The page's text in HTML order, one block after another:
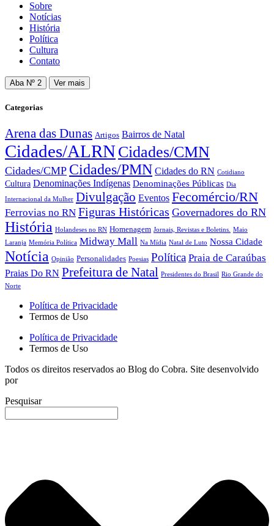
Sobre
Notícias
História
Política
Cultura
Contato
Aba Nº 2 Ver mais
Categorias
Arena das Dunas Artigos Bairros de Natal
Cidades/ALRNCidades/CMN
Cidades/CMP Cidades/PMN Cidades do RN Cotidiano
Cultura Denominações Indígenas Denominações Públicas Dia
Internacional da Mulher Divulgação Eventos Fecomércio/RN
Ferrovias no RN Figuras Históricas Governadores do RN
História Holandeses no RN Homenagem Jornais, Revistas e Boletins. Maio
Laranja Memória Política Midway Mall Na Mídia Natal de Luto Nossa Cidade
Notícia Opinião Personalidades Poesias Política Praia de Caraúbas
Praias Do RN Prefeitura de Natal Presidentes do Brasil Rio Grande do
Norte
Política de Privacidade
Termos de Uso
Política de Privacidade
Termos de Uso
Todos os direitos reservados ao Blog do Cobra. Site desenvolvido
por
Pesquisar